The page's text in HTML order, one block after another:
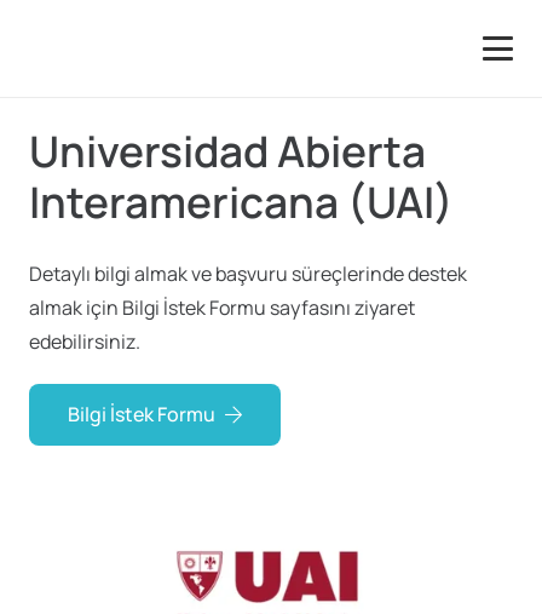
Universidad Abierta
Interamericana (UAI)
Detaylı bilgi almak ve başvuru süreçlerinde destek
almak için Bilgi İstek Formu sayfasını ziyaret
edebilirsiniz.
Bilgi İstek Formu